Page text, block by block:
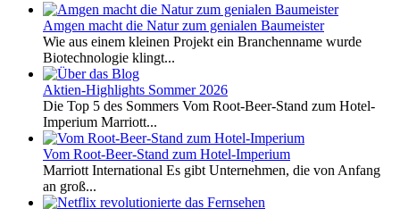
Amgen macht die Natur zum genialen Baumeister
Wie aus einem kleinen Projekt ein Branchenname wurde
Biotechnologie klingt...
Aktien-Highlights Sommer 2026
Die Top 5 des Sommers Vom Root-Beer-Stand zum Hotel-
Imperium Marriott...
Vom Root-Beer-Stand zum Hotel-Imperium
Marriott International Es gibt Unternehmen, die von Anfang
an groß...